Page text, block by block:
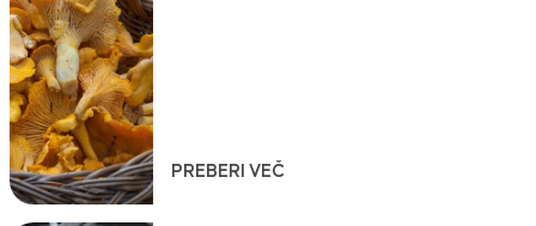
PREBERI VEČ